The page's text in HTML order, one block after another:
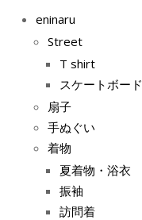
eninaru
Street
T shirt
スケートボード
扇子
手ぬぐい
着物
夏着物・浴衣
振袖
訪問着